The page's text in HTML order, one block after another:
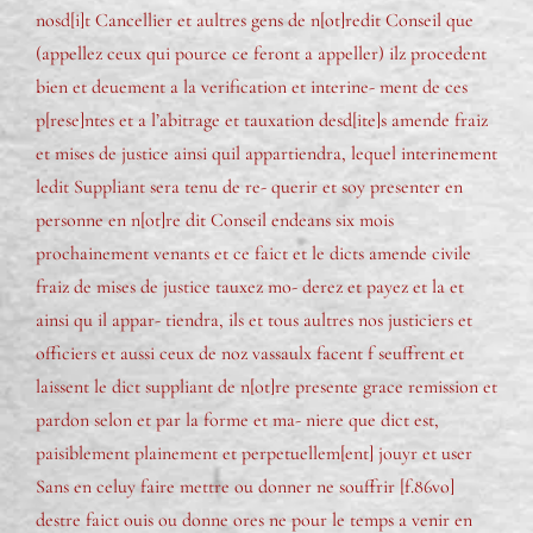
nosd[i]t Cancellier et aultres gens de n[ot]redit Conseil que
(appellez ceux qui pource ce feront a appeller) ilz procedent
bien et deuement a la verification et interine- ment de ces
p[rese]ntes et a l’abitrage et tauxation desd[ite]s amende fraiz
et mises de justice ainsi quil appartiendra, lequel interinement
ledit Suppliant sera tenu de re- querir et soy presenter en
personne en n[ot]re dit Conseil endeans six mois
prochainement venants et ce faict et le dicts amende civile
fraiz de mises de justice tauxez mo- derez et payez et la et
ainsi qu il appar- tiendra, ils et tous aultres nos justiciers et
officiers et aussi ceux de noz vassaulx facent f seuffrent et
laissent le dict suppliant de n[ot]re presente grace remission et
pardon selon et par la forme et ma- niere que dict est,
paisiblement plainement et perpetuellem[ent] jouyr et user
Sans en celuy faire mettre ou donner ne souffrir [f.86vo]
destre faict ouis ou donne ores ne pour le temps a venir en